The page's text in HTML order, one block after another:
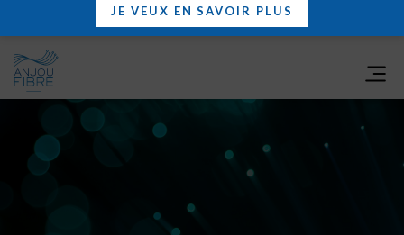
JE VEUX EN SAVOIR PLUS